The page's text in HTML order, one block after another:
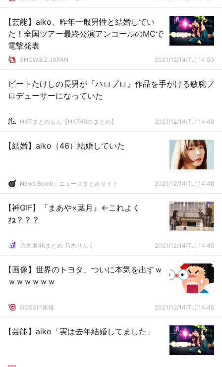
【芸能】aiko、昨年一般男性と結婚してい
た！全国ツアー最終公演アンコールのMCで
電撃発表
SHOWBIZ JAPAN 2021/12/14(Tu) 14:50
ビートたけしの長男が『ハロプロ』作品を手がける敏腕プ
ロデューサーになっていた
HKTまとめもん【HKT48のまとめ】 2021/12/14(Tu) 14:48
【結婚】aiko（46）結婚していた
News Bomb｜ニュースまとめサイト 2021/12/14(Tu) 14:48
【神GIF】『まあや×葉月』←これよく
ね？？？
乃木坂46まとめ 乃木りんく 2021/12/14(Tu) 14:45
【画像】世界のトヨタ、ついに本気を出すｗ
ｗｗｗｗｗｗ
GOSSIP速報 2021/12/14(Tu) 14:45
【芸能】aiko「実は去年結婚してました」